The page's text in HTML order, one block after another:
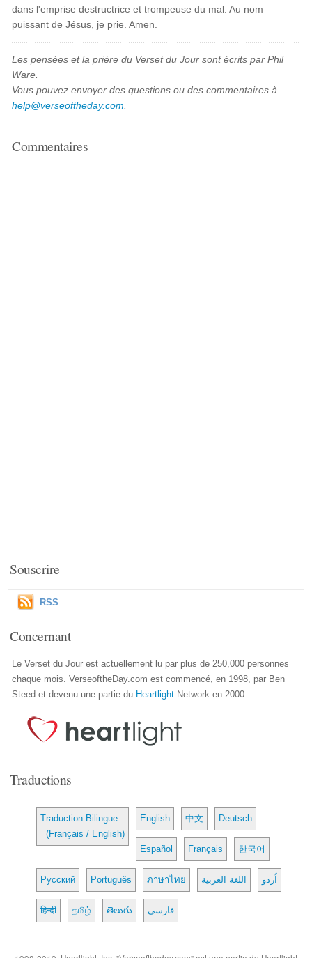
dans l'emprise destructrice et trompeuse du mal. Au nom
puissant de Jésus, je prie. Amen.
Les pensées et la prière du Verset du Jour sont écrits par Phil
Ware.
Vous pouvez envoyer des questions ou des commentaires à
help@verseoftheday.com
Commentaires
Souscrire
RSS
Concernant
Le Verset du Jour est actuellement lu par plus de 250,000 personnes
chaque mois. VerseoftheDay.com est commencé, en 1998, par Ben
Steed et devenu une partie du Heartlight Network en 2000.
Traductions
Traduction Bilingue:
(Français / English)
English 中文 Deutsch
Español Français 한국어
Русский Português ภาษาไทย اللغة العربية اُردو
हिन्दी தமிழ் తెలుగు فارسی